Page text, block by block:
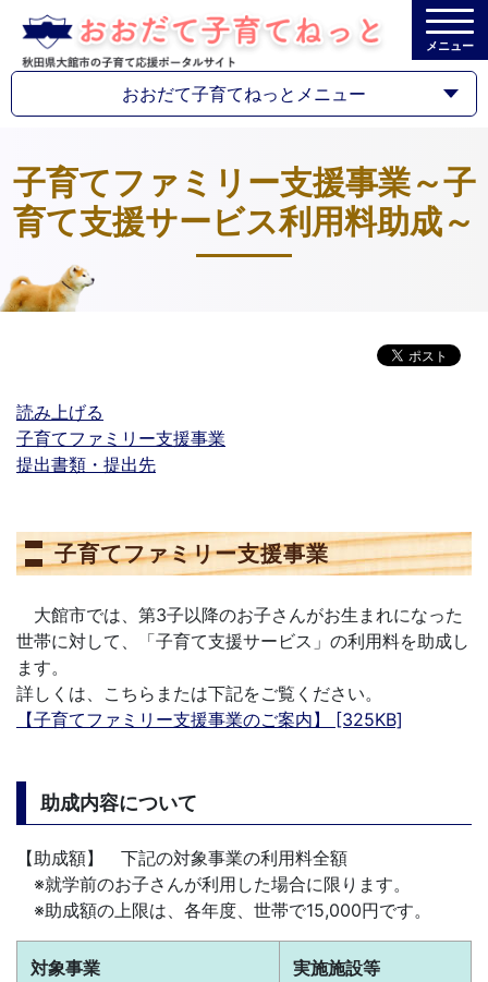
メニュー
おおだて子育てねっとメニュー
子育てファミリー支援事業～子
育て支援サービス利用料助成～
読み上げる
子育てファミリー支援事業
提出書類・提出先
子育てファミリー支援事業
大館市では、第3子以降のお子さんがお生まれになった
世帯に対して、「子育て支援サービス」の利用料を助成し
ます。
詳しくは、こちらまたは下記をご覧ください。
【子育てファミリー支援事業のご案内】 [325KB]
助成内容について
【助成額】 下記の対象事業の利用料全額
※就学前のお子さんが利用した場合に限ります。
※助成額の上限は、各年度、世帯で15,000円です。
対象事業 実施施設等